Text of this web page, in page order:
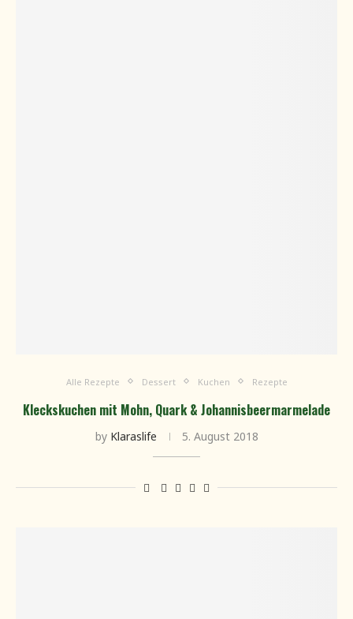
Alle Rezepte Dessert Kuchen Rezepte
Kleckskuchen mit Mohn, Quark & Johannisbeermarmelade
by Klaraslife 5. August 2018